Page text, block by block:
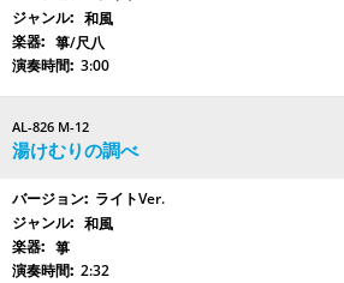
和風
箏/尺八
3:00
AL-826 M-12
湯けむりの調べ
ライトVer.
和風
箏
2:32